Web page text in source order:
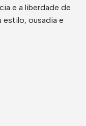
e a liberdade de
estilo, ousadia e